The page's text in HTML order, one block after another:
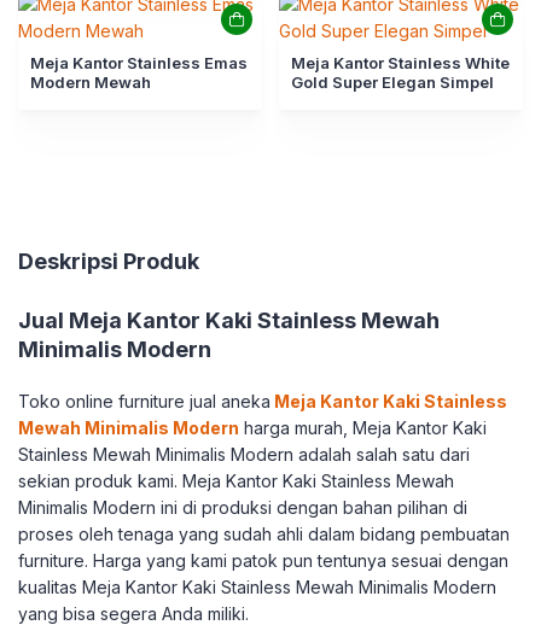
Meja Kantor Stainless Emas
Modern Mewah
Meja Kantor Stainless White
Gold Super Elegan Simpel
Deskripsi Produk
Jual Meja Kantor Kaki Stainless Mewah
Minimalis Modern
Toko online furniture jual aneka Meja Kantor Kaki Stainless
Mewah Minimalis Modern harga murah, Meja Kantor Kaki
Stainless Mewah Minimalis Modern adalah salah satu dari
sekian produk kami. Meja Kantor Kaki Stainless Mewah
Minimalis Modern ini di produksi dengan bahan pilihan di
proses oleh tenaga yang sudah ahli dalam bidang pembuatan
furniture. Harga yang kami patok pun tentunya sesuai dengan
kualitas Meja Kantor Kaki Stainless Mewah Minimalis Modern
yang bisa segera Anda miliki.